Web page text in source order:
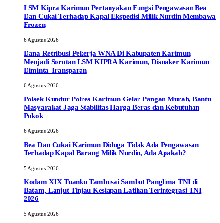
LSM Kipra Karimun Pertanyakan Fungsi Pengawasan Bea
Dan Cukai Terhadap Kapal Ekspedisi Milik Nurdin Membawa
Frozen
6 Agustus 2026
Dana Retribusi Pekerja WNA Di Kabupaten Karimun
Menjadi Sorotan LSM KIPRA Karimun, Disnaker Karimun
Diminta Transparan
6 Agustus 2026
Polsek Kundur Polres Karimun Gelar Pangan Murah, Bantu
Masyarakat Jaga Stabilitas Harga Beras dan Kebutuhan
Pokok
6 Agustus 2026
Bea Dan Cukai Karimun Diduga Tidak Ada Pengawasan
Terhadap Kapal Barang Milik Nurdin, Ada Apakah?
5 Agustus 2026
Kodam XIX Tuanku Tambusai Sambut Panglima TNI di
Batam, Lanjut Tinjau Kesiapan Latihan Terintegrasi TNI
2026
5 Agustus 2026